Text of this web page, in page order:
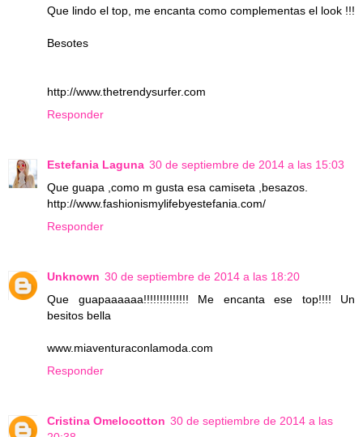
Que lindo el top, me encanta como complementas el look !!!
Besotes
http://www.thetrendysurfer.com
Responder
Estefania Laguna 30 de septiembre de 2014 a las 15:03
Que guapa ,como m gusta esa camiseta ,besazos.
http://www.fashionismylifebyestefania.com/
Responder
Unknown 30 de septiembre de 2014 a las 18:20
Que guapaaaaaa!!!!!!!!!!!!!! Me encanta ese top!!!! Un
besitos bella
www.miaventuraconlamoda.com
Responder
Cristina Omelocotton 30 de septiembre de 2014 a las